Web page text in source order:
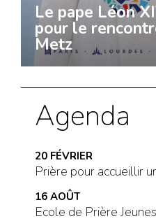
Le pape Léon
pour le
Metz
Agenda
Prière pour accueillir
20 FÉVRIER
Ecole de Prière
16 AOÛT